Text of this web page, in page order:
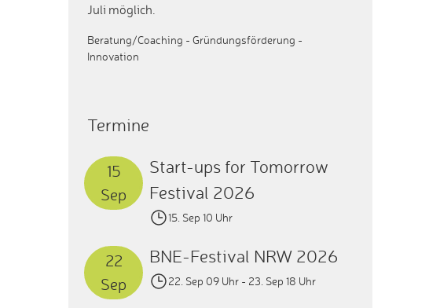
Juli möglich.
Beratung/Coaching -Gründungsförderung -
Innovation
Termine
15
Sep
Start-ups for Tomorrow
Festival 2026
15. Sep 10 Uhr
22
Sep
BNE-Festival NRW 2026
22. Sep 09 Uhr - 23. Sep 18 Uhr